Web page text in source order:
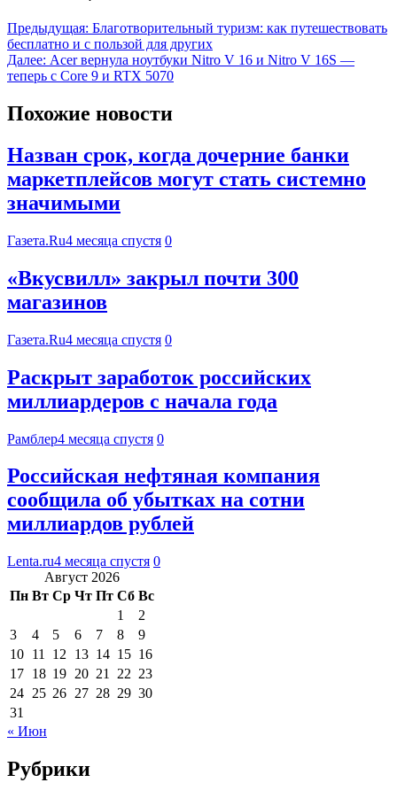
Предыдущая: Благотворительный туризм: как путешествовать
бесплатно и с пользой для других
Далее: Acer вернула ноутбуки Nitro V 16 и Nitro V 16S —
теперь с Core 9 и RTX 5070
Похожие новости
Назван срок, когда дочерние банки
маркетплейсов могут стать системно
значимыми
Газета.Ru4 месяца спустя 0
«Вкусвилл» закрыл почти 300
магазинов
Газета.Ru4 месяца спустя 0
Раскрыт заработок российских
миллиардеров с начала года
Рамблер4 месяца спустя 0
Российская нефтяная компания
сообщила об убытках на сотни
миллиардов рублей
Lenta.ru4 месяца спустя 0
Август 2026
Пн Вт Ср Чт Пт Сб Вс
1
2
3
4 5 6 7 8
9
10 11 12 13 14 15 16
17 18 19 20 21 22 23
24 25 26 27 28 29 30
31
« Июн
Рубрики